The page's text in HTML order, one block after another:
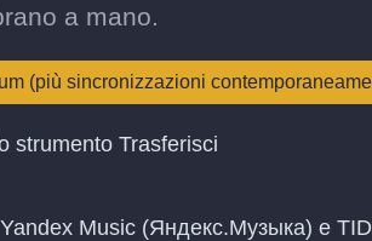
a mano.
(più sincronizzazioni
strumento Trasferisci
Music (Яндекс.Музыка) e